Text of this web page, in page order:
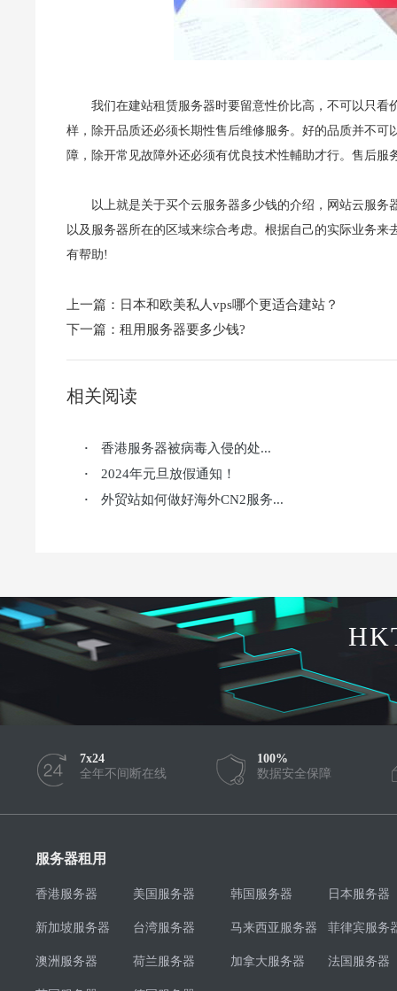
我们在建站租赁服务器时要留意性价比高，不可以只
样，除开品质还必须长期性售后维修服务。好的品质并不
障，除开常见故障外还必须有优良技术性輔助才行。售后服
以上就是关于买个云服务器多少钱的介绍，网站云服
以及服务器所在的区域来综合考虑。根据自己的实际业务
有帮助!
上一篇： 日本和欧美私人vps哪个更适合建站？
下一篇： 租用服务器要多少钱?
相关阅读
· 香港服务器被病毒入侵的处...
· 2024年元旦放假通知！
· 外贸站如何做好海外CN2服务...
7x24
全年不间断在线
100%
数据安全保障
服务器租用
香港服务器 美国服务器 韩国服务器 日本服务器
新加坡服务器 台湾服务器 马来西亚服务器 菲律宾服务
澳洲服务器 荷兰服务器 加拿大服务器 法国服务器